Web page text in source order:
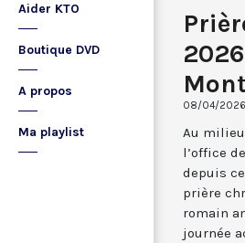
Aider KTO
Boutique DVD
A propos
Ma playlist
08/04/2026
Au
l’office
depuis
prière
romain
journée